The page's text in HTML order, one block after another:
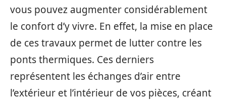
vous pouvez augmenter considérablement
le confort d’y vivre. En effet, la mise en place
de ces travaux permet de lutter contre les
ponts thermiques. Ces derniers
représentent les échanges d’air entre
l’extérieur et l’intérieur de vos pièces, créant